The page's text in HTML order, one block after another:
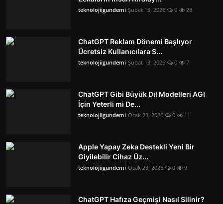
teknolojiigundemi Şubat 13, 2026 0 28
ChatGPT Reklam Dönemi Başlıyor
Ücretsiz Kullanıcılara S...
teknolojiigundemi Şubat 13, 2026 0 7
ChatGPT Gibi Büyük Dil Modelleri AGI
İçin Yeterli mi De...
teknolojiigundemi Ocak 23, 2026 0 11
Apple Yapay Zeka Destekli Yeni Bir
Giyilebilir Cihaz Üz...
teknolojiigundemi Ocak 23, 2026 0 9
ChatGPT Hafıza Geçmişi Nasıl Silinir?